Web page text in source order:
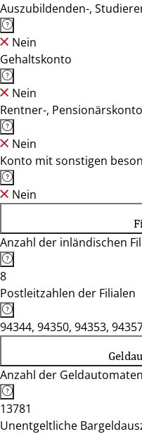
Auszubildenden-,
Nein
Gehaltskonto
Nein
Rentner-, Pensionärskonto
Nein
Konto mit sonstigen
Nein
Anzahl der inländischen
8
Postleitzahlen der Filialen
94344, 94350, 94353,
Anzahl der
13781
Unentgeltliche